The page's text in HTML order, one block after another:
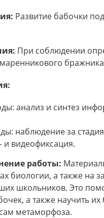
Развитие бабочки
При соблюдении
анализ и синтез
наблюдение за
и видеофиксация.
работы:
биологии, а также на
школьников. Это
а также научить
метаморфоза.